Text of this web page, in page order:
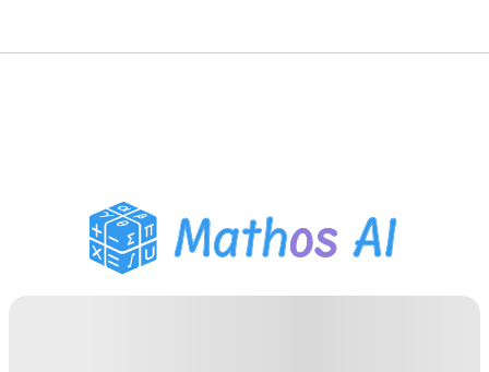
PDF Huiswerk Helper
Studietools